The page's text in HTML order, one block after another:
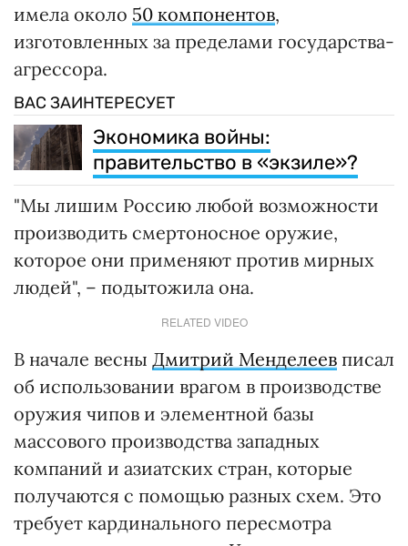
имела около 50 компонентов,
изготовленных за пределами государства-
агрессора.
ВАС ЗАИНТЕРЕСУЕТ
Экономика войны:
правительство в «экзиле»?
"Мы лишим Россию любой возможности
производить смертоносное оружие,
которое они применяют против мирных
людей", – подытожила она.
RELATED VIDEO
В начале весны Дмитрий Менделеев писал
об использовании врагом в производстве
оружия чипов и элементной базы
массового производства западных
компаний и азиатских стран, которые
получаются с помощью разных схем. Это
требует кардинального пересмотра